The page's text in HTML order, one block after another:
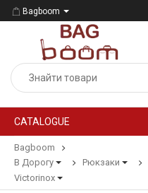
Bagboom
CATALOGUE
Bagboom
В Дорогу
Рюкзаки
Victorinox